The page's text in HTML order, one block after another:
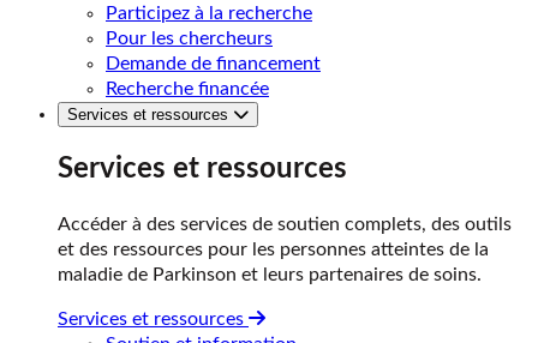
Participez à la recherche
Pour les chercheurs
Demande de financement
Recherche financée
Services et ressources
Services et ressources
Accéder à des services de soutien complets, des outils
et des ressources pour les personnes atteintes de la
maladie de Parkinson et leurs partenaires de soins.
Services et ressources